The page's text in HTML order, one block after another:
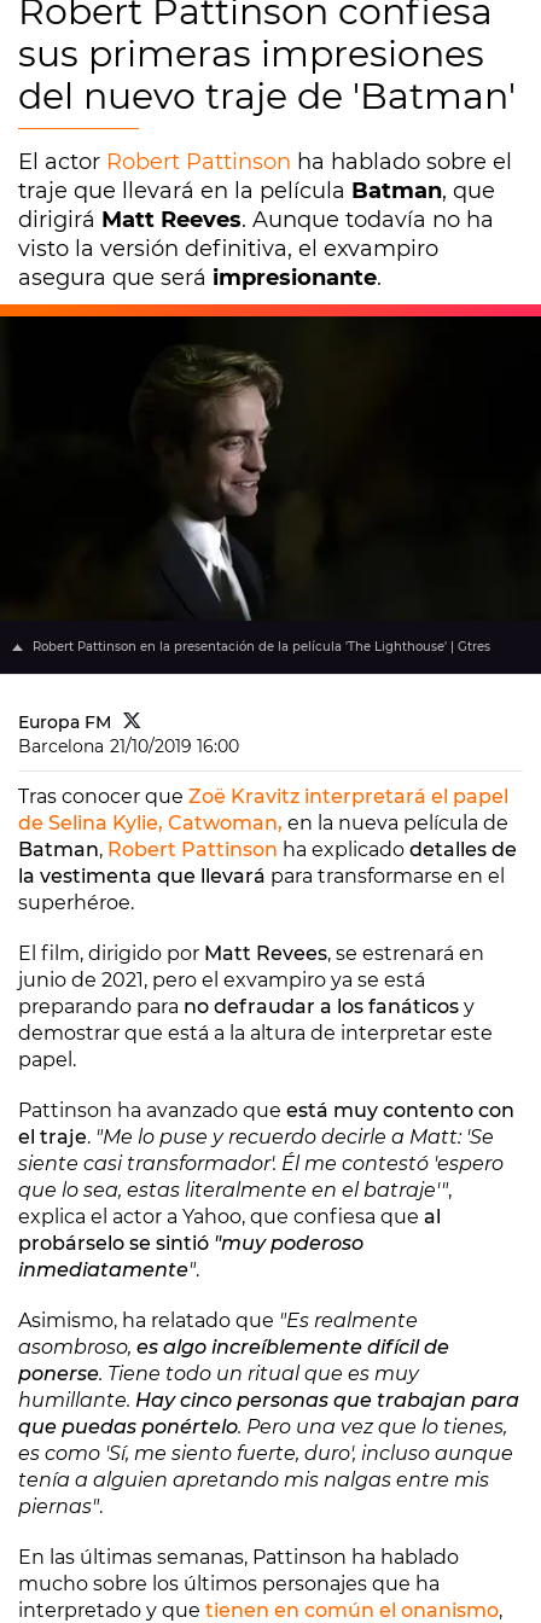
Robert Pattinson confiesa
sus primeras impresiones
del nuevo traje de 'Batman'
El actor Robert Pattinson ha hablado sobre el
traje que llevará en la película Batman, que
dirigirá Matt Reeves. Aunque todavía no ha
visto la versión definitiva, el exvampiro
asegura que será impresionante.
Robert Pattinson en la presentación de la película 'The Lighthouse' | Gtres
Europa FM
Barcelona 21/10/2019 16:00
Tras conocer que Zoë Kravitz interpretará el papel
de Selina Kylie, Catwoman, en la nueva película de
Batman, Robert Pattinson ha explicado detalles de
la vestimenta que llevará para transformarse en el
superhéroe.
El film, dirigido por Matt Revees, se estrenará en
junio de 2021, pero el exvampiro ya se está
preparando para no defraudar a los fanáticos y
demostrar que está a la altura de interpretar este
papel.
Pattinson ha avanzado que está muy contento con
el traje. "Me lo puse y recuerdo decirle a Matt: 'Se
siente casi transformador'. Él me contestó 'espero
que lo sea, estas literalmente en el batraje'",
explica el actor a Yahoo, que confiesa que al
probárselo se sintió "muy poderoso
inmediatamente".
Asimismo, ha relatado que "Es realmente
asombroso, es algo increíblemente difícil de
ponerse. Tiene todo un ritual que es muy
humillante. Hay cinco personas que trabajan para
que puedas ponértelo. Pero una vez que lo tienes,
es como 'Sí, me siento fuerte, duro', incluso aunque
tenía a alguien apretando mis nalgas entre mis
piernas".
En las últimas semanas, Pattinson ha hablado
mucho sobre los últimos personajes que ha
interpretado y que tienen en común el onanismo,